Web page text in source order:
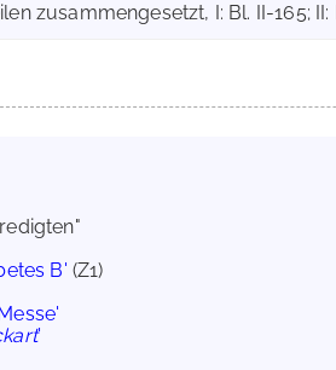
zusammengesetzt, I: Bl. II-165; II:
B' (Z1)
'